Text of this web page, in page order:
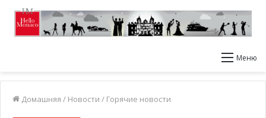
Меню
Домашняя / Новости / Горячие новости